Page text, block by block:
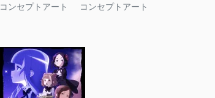
コンセプトアート
コンセプトアート